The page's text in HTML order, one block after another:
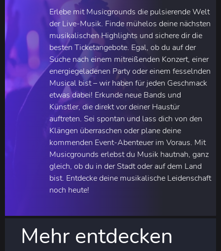
Erlebe mit Musicgrounds die pulsierende Welt
der Live-Musik. Finde mühelos deine nächsten
musikalischen Highlights und sichere dir die
besten Ticketangebote. Egal, ob du auf der
Suche nach einem mitreißenden Konzert, einer
energiegeladenen Party oder einem fesselnden
Musical bist – wir haben für jeden Geschmack
etwas dabei! Erkunde neue Bands und
Künstler, die direkt vor deiner Haustür
auftreten. Sei spontan und lass dich von den
Klängen überraschen oder plane deine
kommenden Event-Abenteuer im Voraus. Mit
Musicgrounds erlebst du Musik hautnah, ganz
gleich, ob du in der Stadt oder auf dem Land
bist. Entdecke deine musikalische Leidenschaft
noch heute!
Mehr entdecken